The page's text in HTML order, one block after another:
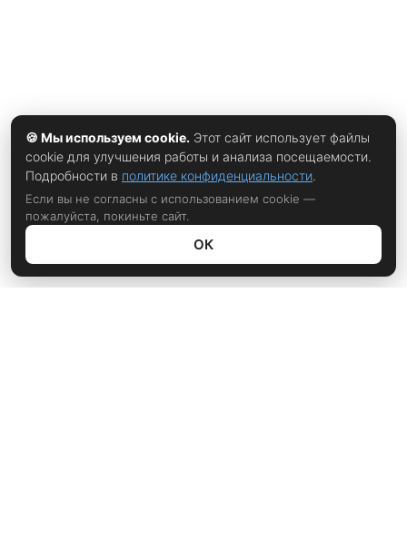
🍪 Мы используем cookie. Этот сайт использует файлы
cookie для улучшения работы и анализа посещаемости.
Подробности в политике конфиденциальности.
Если вы не согласны с использованием cookie —
пожалуйста, покиньте сайт.
ОК